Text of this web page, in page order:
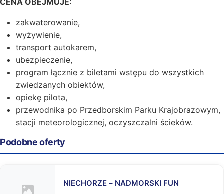
zakwaterowanie,
wyżywienie,
transport autokarem,
ubezpieczenie,
program łącznie z biletami wstępu do wszystkich
zwiedzanych obiektów,
opiekę pilota,
przewodnika po Przedborskim Parku Krajobrazowym,
stacji meteorologicznej, oczyszczalni ścieków.
Podobne oferty
NIECHORZE – NADMORSKI FUN